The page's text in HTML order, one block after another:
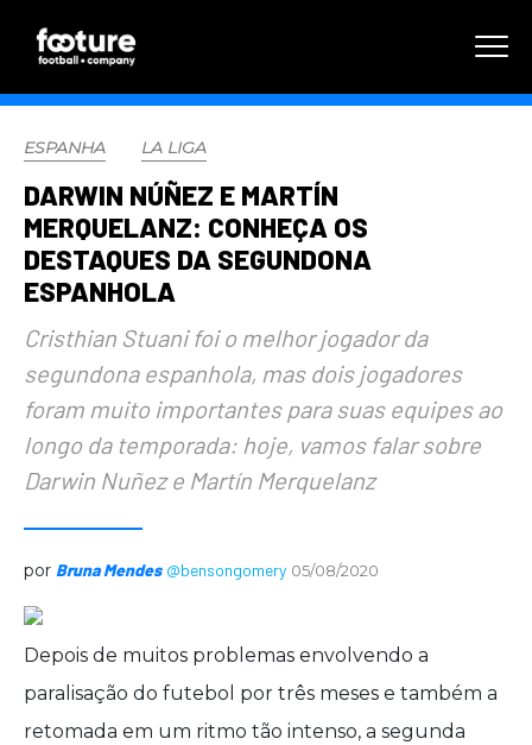
ESPANHA LA LIGA
DARWIN NÚÑEZ E MARTÍN
MERQUELANZ: CONHEÇA OS
DESTAQUES DA SEGUNDONA
ESPANHOLA
Cristhian Stuani foi o melhor jogador da
segundona espanhola, mas dois jogadores
foram muito importantes para suas equipes ao
longo da temporada: hoje, vamos falar sobre
Darwin Nuñez e Martín Merquelanz
por Bruna Mendes @bensongomery 05/08/2020
Depois de muitos problemas envolvendo a
paralisação do futebol por três meses e também a
retomada em um ritmo tão intenso, a segunda